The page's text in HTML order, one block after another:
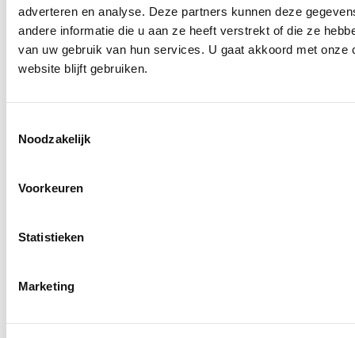
adverteren en analyse. Deze partners kunnen deze
andere informatie die u aan ze heeft verstrekt of die ze
van uw gebruik van hun services. U gaat akkoord met onze
website blijft gebruiken.
Noodzakelijk
Voorkeuren
Statistieken
Marketing
Molenkade 254271 AE Dussen